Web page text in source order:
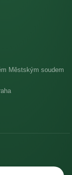
Městským soudem